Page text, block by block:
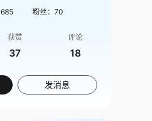
685 粉丝： 70
获赞
37
评论
18
发消息